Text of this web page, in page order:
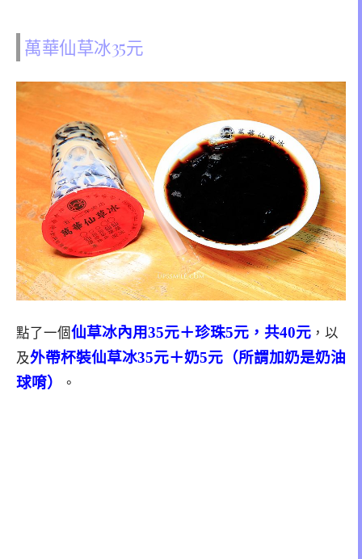
萬華仙草冰35元
點了一個仙草冰內用35元＋珍珠5元，共40元 ，以
及外帶杯裝仙草冰35元＋奶5元（所謂加奶是奶油
球唷）
。